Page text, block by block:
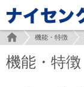
機能・特徴
機能・特徴